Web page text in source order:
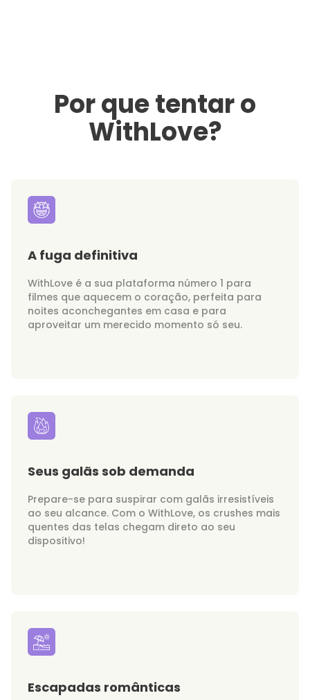
Por que tentar o
WithLove?
A fuga definitiva
WithLove é a sua plataforma número 1 para
filmes que aquecem o coração, perfeita para
noites aconchegantes em casa e para
aproveitar um merecido momento só seu.
Seus galãs sob demanda
Prepare-se para suspirar com galãs irresistíveis
ao seu alcance. Com o WithLove, os crushes mais
quentes das telas chegam direto ao seu
dispositivo!
Escapadas românticas